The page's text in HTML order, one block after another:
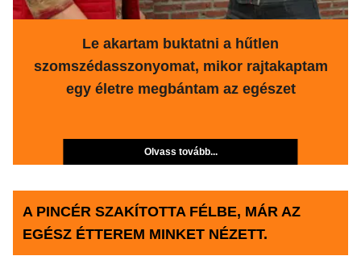
Le akartam buktatni a hűtlen
szomszédasszonyomat, mikor rajtakaptam
egy életre megbántam az egészet
Olvass tovább...
A PINCÉR SZAKÍTOTTA FÉLBE, MÁR AZ
EGÉSZ ÉTTEREM MINKET NÉZETT.